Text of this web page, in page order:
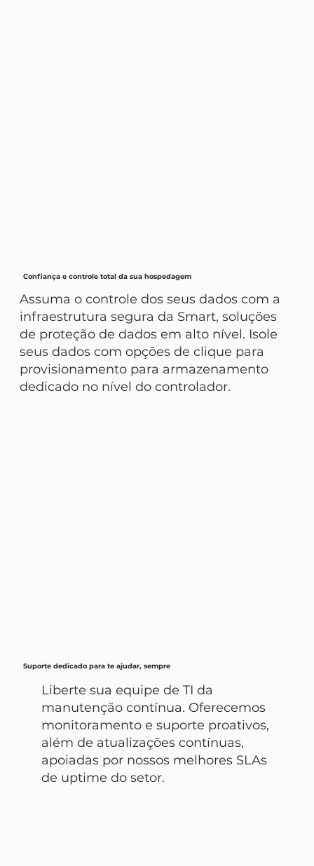
Confiança e controle total da sua hospedagem
Assuma o controle dos seus dados com a
infraestrutura segura da Smart, soluções
de proteção de dados em alto nível. Isole
seus dados com opções de clique para
provisionamento para armazenamento
dedicado no nível do controlador.
Suporte dedicado para te ajudar, sempre
Liberte sua equipe de TI da
manutenção contínua. Oferecemos
monitoramento e suporte proativos,
além de atualizações contínuas,
apoiadas por nossos melhores SLAs
de uptime do setor.